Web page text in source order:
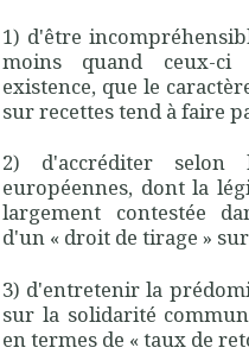
1) d'être
moins quand ceux-ci
existence, que le
sur recettes tend à faire
2) d'accréditer selon
européennes, dont la
largement contestée
d'un « droit de tirage »
3) d'entretenir la
sur la solidarité
en termes de « taux de